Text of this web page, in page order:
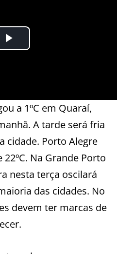
a 1ºC em Quaraí,
A tarde será fria
cidade. Porto Alegre
22ºC. Na Grande Porto
nesta terça oscilará
das cidades. No
devem ter marcas de